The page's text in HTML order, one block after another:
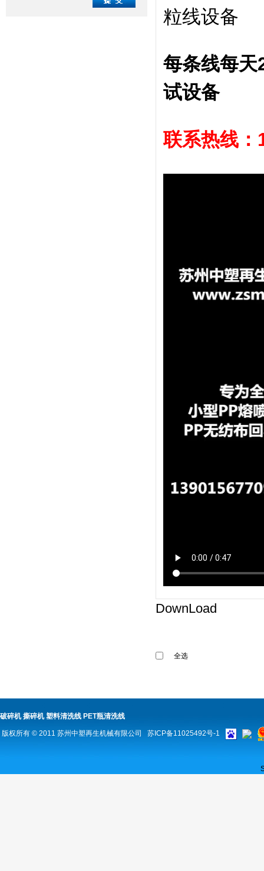
粒线设备
每条线每天
试设备
联系热线：
DownLoad
全选
破碎机 撕碎机 塑料清洗线 PET瓶清洗线
版权所有 © 2011 苏州中塑再生机械有限公司 苏ICP备11025492号-1